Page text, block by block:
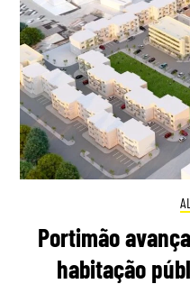
Portimão
habitação